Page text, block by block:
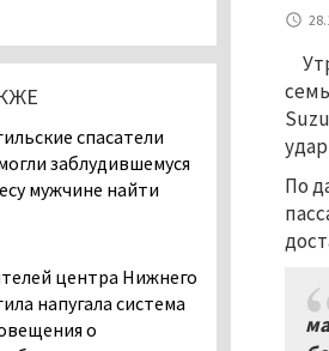
По
дело о
при
ИЖС в Нижнем
подвергся
БПЛА, восемь из
были сбиты, три
спасатели
спасатели
заблудившемуся
мужчине найти
центра Нижнего
напугала система
о